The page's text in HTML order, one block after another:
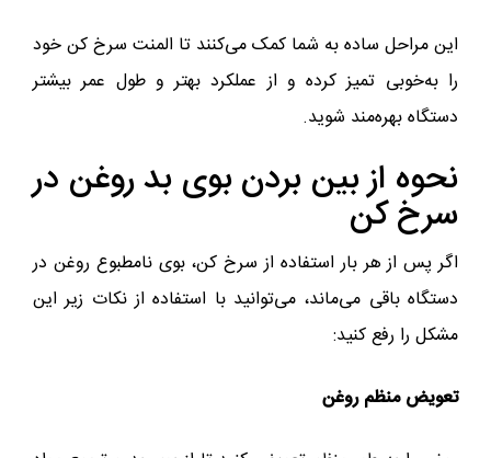
این مراحل ساده به شما کمک می‌کنند تا المنت سرخ کن خود
را به‌خوبی تمیز کرده و از عملکرد بهتر و طول عمر بیشتر
دستگاه بهره‌مند شوید.
نحوه از بین بردن بوی بد روغن در
سرخ کن
اگر پس از هر بار استفاده از سرخ کن، بوی نامطبوع روغن در
دستگاه باقی می‌ماند، می‌توانید با استفاده از نکات زیر این
مشکل را رفع کنید:
تعویض منظم روغن